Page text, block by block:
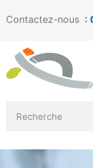
Contactez-nous :